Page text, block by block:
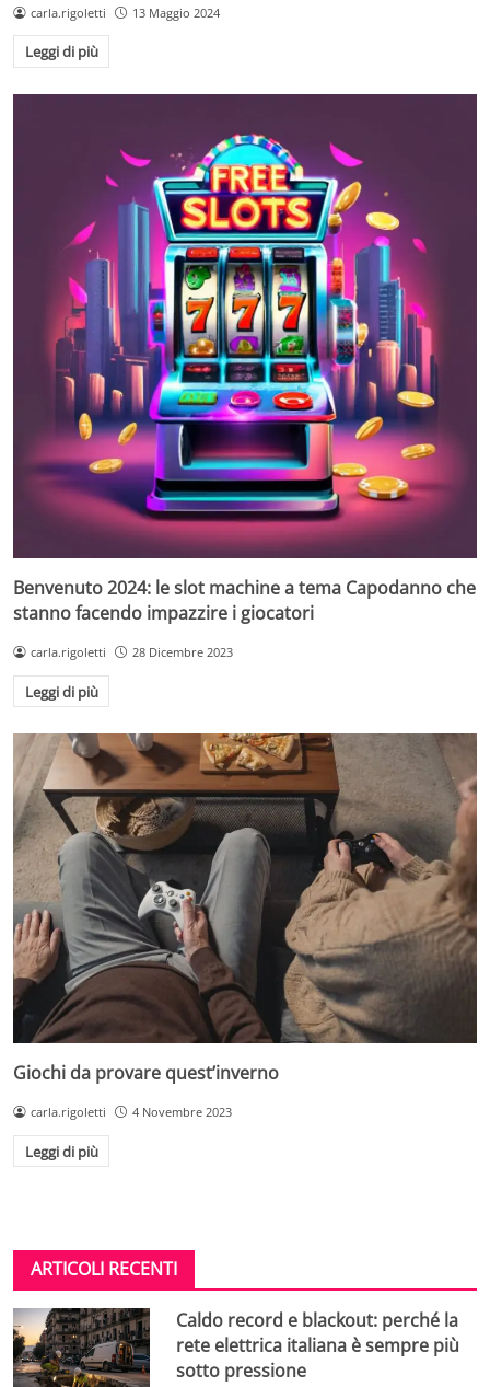
carla.rigoletti 13 Maggio 2024
Leggi di più
Benvenuto 2024: le slot machine a tema Capodanno che
stanno facendo impazzire i giocatori
carla.rigoletti 28 Dicembre 2023
Leggi di più
Giochi da provare quest’inverno
carla.rigoletti 4 Novembre 2023
Leggi di più
ARTICOLI RECENTI
Caldo record e blackout: perché la
rete elettrica italiana è sempre più
sotto pressione